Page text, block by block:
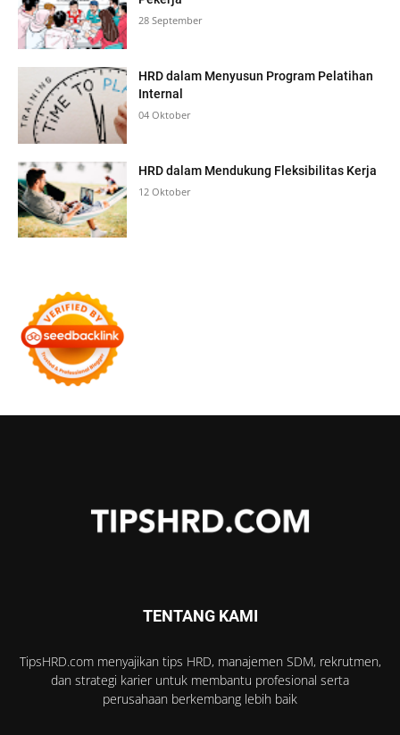
28 September
HRD dalam Menyusun Program Pelatihan
Internal
04 Oktober
HRD dalam Mendukung Fleksibilitas Kerja
12 Oktober
TENTANG KAMI
TipsHRD.com menyajikan tips HRD, manajemen SDM, rekrutmen,
dan strategi karier untuk membantu profesional serta
perusahaan berkembang lebih baik